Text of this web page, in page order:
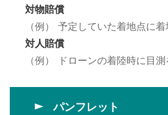
対物賠償
（例）
予定していた着地点に
対人賠償
（例）
ドローンの着陸時に目
パンフレット